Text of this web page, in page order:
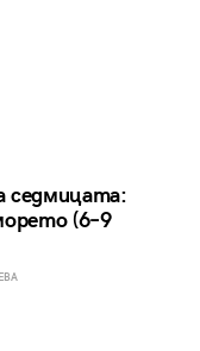
седмицата:
(6–9